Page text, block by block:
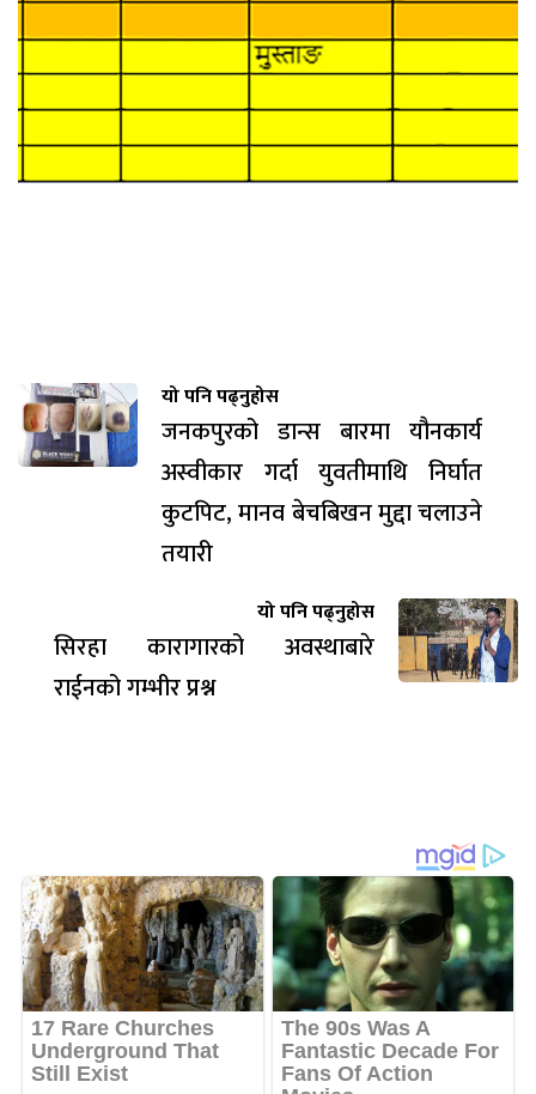
यो पनि पढ्नुहोस
जनकपुरको डान्स बारमा यौनकार्य
अस्वीकार गर्दा युवतीमाथि निर्घात
कुटपिट, मानव बेचबिखन मुद्दा चलाउने
तयारी
यो पनि पढ्नुहोस
सिरहा कारागारको अवस्थाबारे
राईनको गम्भीर प्रश्न